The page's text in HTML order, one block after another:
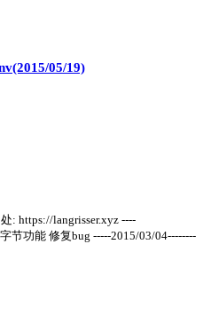
05/19)
: https://langrisser.xyz ----
节功能 修复bug -----2015/03/04--------